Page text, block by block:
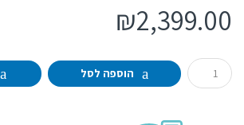
₪2,399.00
Q
u
הוספה לסל